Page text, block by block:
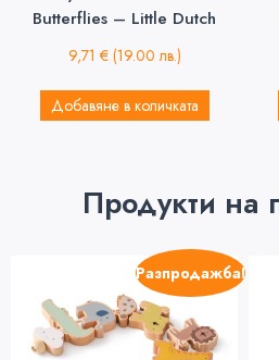
Butterflies – Little Dutch
9,71 € (19.00 лв.)
Добавяне в количката
Продукти на
Разпродажба!